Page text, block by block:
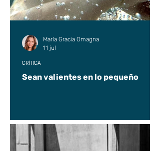
Sean valientes en lo pequeño
CRÍTICA
María Gracia Omagna
11 jul